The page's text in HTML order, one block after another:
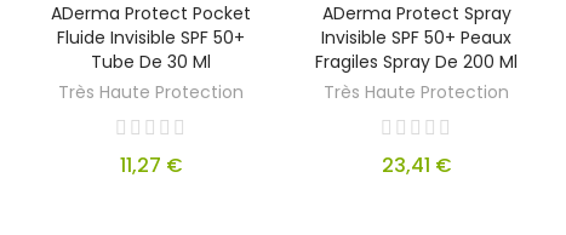
ADerma Protect Pocket
Fluide Invisible SPF 50+
Tube De 30 Ml
Très Haute Protection
11,27 €
ADerma Protect Spray
Invisible SPF 50+ Peaux
Fragiles Spray De 200 Ml
Très Haute Protection
23,41 €